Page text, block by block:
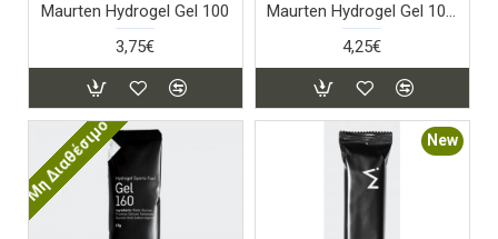
Maurten Hydrogel Gel 100
3,75€
Maurten Hydrogel Gel 100 Caf
4,25€
Μη Διαθέσιμο New